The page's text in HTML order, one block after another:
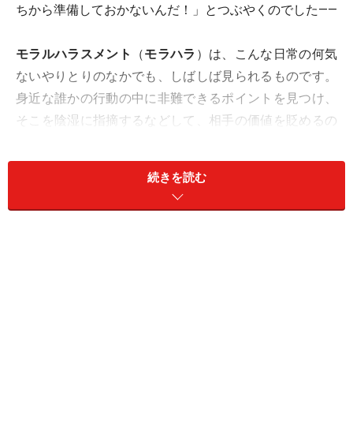
ちから準備しておかないんだ！」とつぶやくのでした――
モラルハラスメント （モラハラ ）は、こんな日常の何気
ないやりとりのなかでも、しばしば見られるものです。
身近な誰かの行動の中に非難できるポイントを見つけ、
そこを陰湿に指摘するなどして、相手の価値を貶めるの
で、優越感に浸ることができます。
こうしたモラハラは、家庭の中だけで起こるものではあ
続きを読む